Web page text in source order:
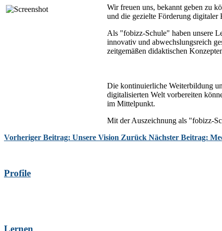
Wir freuen uns, bekannt geben zu
und die gezielte Förderung digitaler
Als "fobizz-Schule" haben unsere
innovativ und abwechslungsreich
zeitgemäßen didaktischen
Die kontinuierliche Weiterbildung
digitalisierten Welt vorbereiten
im Mittelpunkt.
Mit der Auszeichnung als "fobizz-
Vorheriger Beitrag: Unsere Vision Zurück Nächster Beitrag:
Profile
Lernen